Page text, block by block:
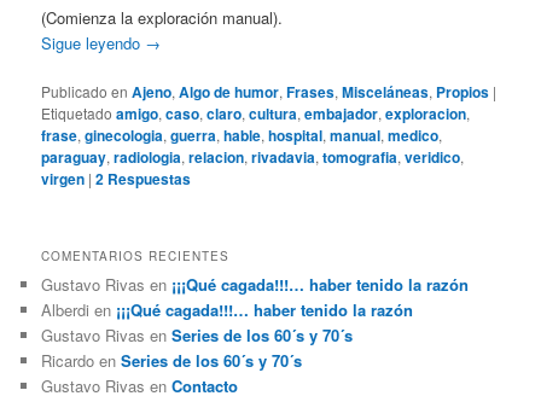
(Comienza la exploración manual).
Sigue leyendo →
Publicado en Ajeno,Algo de humor,Frases,Misceláneas, Propios |
Etiquetado amigo,caso,claro,cultura,embajador,exploracion,
frase,ginecologia,guerra,hable,hospital,manual,medico,
paraguay,radiologia,relacion,rivadavia,tomografia,veridico,
virgen |2 Respuestas
COMENTARIOS RECIENTES
Gustavo Rivas en ¡¡¡Qué cagada!!!… haber tenido la razón
Alberdi en ¡¡¡Qué cagada!!!… haber tenido la razón
Gustavo Rivas enSeries de los 60´s y 70´s
Ricardo enSeries de los 60´s y 70´s
Gustavo Rivas enContacto